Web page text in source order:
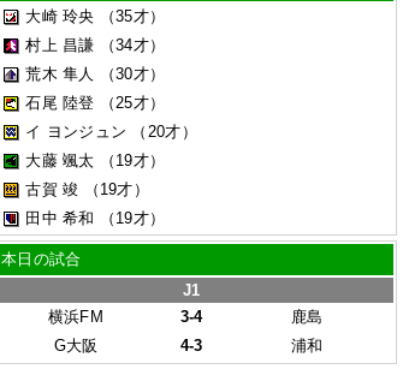
大崎 玲央
（35才）
村上 昌謙
（34才）
荒木 隼人
（30才）
石尾 陸登
（25才）
イ ヨンジュン
（20才）
大藤 颯太
（19才）
古賀 竣
（19才）
田中 希和
（19才）
本日の試合
J1
横浜FM
3-4
鹿島
G大阪
4-3 浦和